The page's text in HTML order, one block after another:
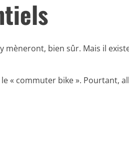
mèneront, bien sûr. Mais il
« commuter bike ». Pourtant,